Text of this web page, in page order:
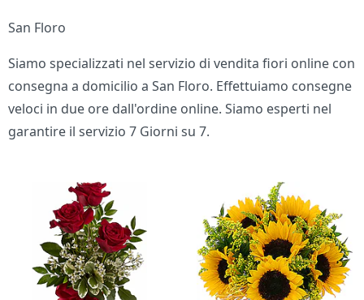
San Floro
Siamo specializzati nel servizio di vendita fiori online con
consegna a domicilio a San Floro. Effettuiamo consegne
veloci in due ore dall'ordine online. Siamo esperti nel
garantire il servizio 7 Giorni su 7.
Bouquet di fiori